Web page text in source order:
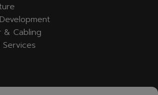
& Cabling
Services